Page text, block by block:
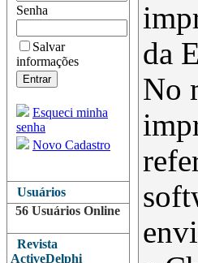
Senha
Salvar
informações
Esqueci minha
senha
Novo Cadastro
Usuários
56 Usuários Online
Revista
ActiveDelphi
da
No